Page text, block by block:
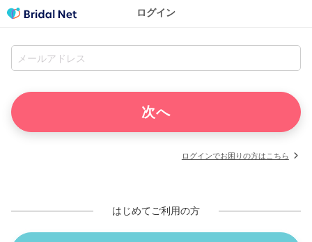
ログイン
ログインでお困りの方はこちら
はじめてご利用の方